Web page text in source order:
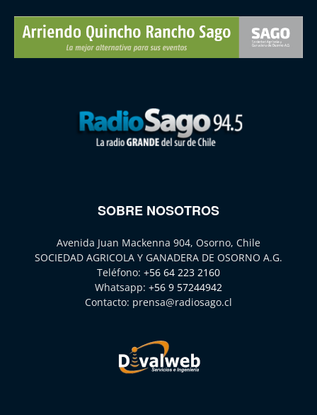
SOBRE NOSOTROS
Avenida Juan Mackenna 904, Osorno, Chile
SOCIEDAD AGRICOLA Y GANADERA DE OSORNO A.G.
Teléfono: +56 64 223 2160
Whatsapp: +56 9 57244942
Contacto: prensa@radiosago.cl